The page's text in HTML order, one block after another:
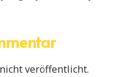
veröffentlicht.